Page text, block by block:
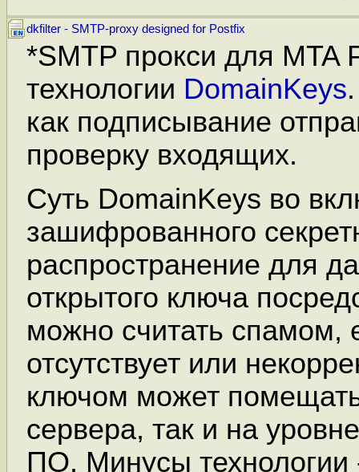
dkfilter - SMTP-proxy designed for Postfix
*SMTP прокси для MTA
технологии DomainKeys
как подписывание
проверку входящих.
Суть DomainKeys во
зашифрованного
распространение для
открытого ключа
можно считать спамом,
отсутствует или
ключом может
сервера, так и на
ПО. Минусы технологии